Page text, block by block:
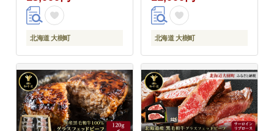
北海道 大樹町 北海道 大樹町